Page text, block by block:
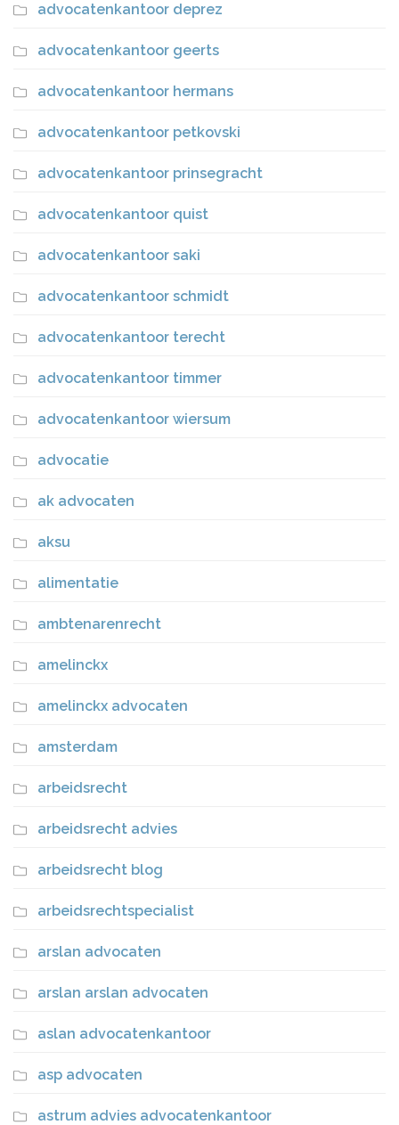
advocatenkantoor deprez
advocatenkantoor geerts
advocatenkantoor hermans
advocatenkantoor petkovski
advocatenkantoor prinsegracht
advocatenkantoor quist
advocatenkantoor saki
advocatenkantoor schmidt
advocatenkantoor terecht
advocatenkantoor timmer
advocatenkantoor wiersum
advocatie
ak advocaten
aksu
alimentatie
ambtenarenrecht
amelinckx
amelinckx advocaten
amsterdam
arbeidsrecht
arbeidsrecht advies
arbeidsrecht blog
arbeidsrechtspecialist
arslan advocaten
arslan arslan advocaten
aslan advocatenkantoor
asp advocaten
astrum advies advocatenkantoor